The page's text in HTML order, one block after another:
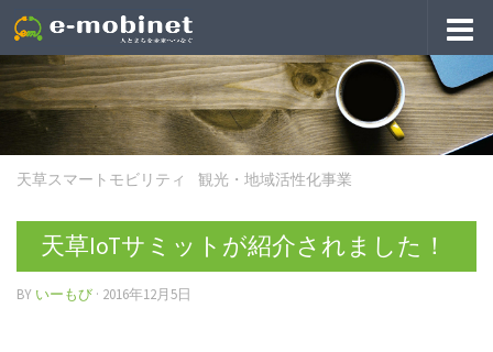
天草スマートモビリティ 観光・地域活性化事業
天草IoTサミットが紹介されました！
BY いーもび · 2016年12月5日